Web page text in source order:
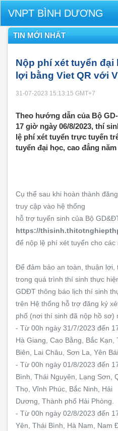
VNPT BÌNH DƯƠNG
TIN MỚI NHẤT
Nộp phí xét tuyển đại
lợi bằng Viet QR với
31-07-2023 15:13:15 GMT+7
Theo hướng dẫn của Bộ
17 giờ ngày 06/8/2023, thí
lệ phí xét tuyển trực tuyến
tuyển đại học, cao đẳng năm
Cụ thể sau khi hoàn thành
truy cập vào hệ thống
hỗ trợ tuyển sinh của Bộ
https://
để nộp lệ phí xét tuyển cho các
Để đảm bảo an toàn, thuận lợi,
trong quá trình thí sinh thực
GDĐT thông báo lịch thí sinh
trên Hệ thống hỗ trợ đăng ký
phố (nơi thí sinh đã nộp hồ sơ)
- Từ 00h ngày 31/7/2023 đến
Hà Giang, Cao Bằng, Bắc
Biên, Lai Châu, Sơn La, Yên Bái.
- Từ 00h ngày 01/8/2023 đến
Bình, Thái Nguyên, Lạng Sơn,
Thọ, Vĩnh Phúc, Bắc Ninh, Hải
Dương, Thành phố Hải Phòng.
- Từ 00h ngày 02/8/2023 đến
Yên, Thái Bình, Hà Nam, Nam